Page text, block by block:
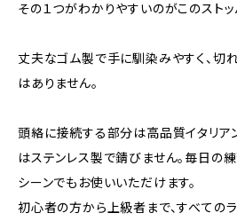
その１つがわかりやすいのがこのスト
丈夫なゴム製で手に馴染みやすく、切
はありません。
頭絡に接続する部分は高品質イタリア
はステンレス製で錆びません。毎日の
シーンでもお使いいただけます。
初心者の方から上級者まで、すべての